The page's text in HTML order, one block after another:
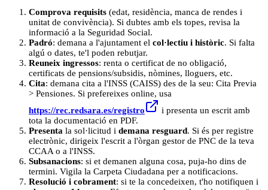
Comprova requisits (edat, residència, manca de rendes i
unitat de convivència). Si dubtes amb els topes, revisa la
informació a la Seguridad Social.
Padró: demana a l'ajuntament el col·lectiu i històric. Si falta
algú o dates, te'l poden rebutjar.
Reuneix ingressos: renta o certificat de no obligació,
certificats de pensions/subsidis, nòmines, lloguers, etc.
Cita: demana cita a l'INSS (CAISS) des de la seu: Cita Previa
> Pensiones. Si prefereixes online, usa
https://rec.redsara.es/registro
i presenta un escrit amb
tota la documentació en PDF.
Presenta la sol·licitud i demana resguard. Si és per registre
electrònic, dirigeix l'escrit a l'òrgan gestor de PNC de la teva
CCAA o a l'INSS.
Subsanacions: si et demanen alguna cosa, puja-ho dins de
termini. Vigila la Carpeta Ciudadana per a notificacions.
Resolució i cobrament: si te la concedeixen, t'ho notifiquen i